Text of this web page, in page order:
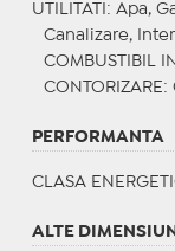
UTILITATI : Apa,
Canalizare,
COMBUSTIBIL
CONTORIZARE :
PERFORMANTA
CLASA
ALTE